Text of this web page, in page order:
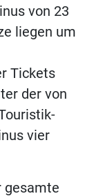
von 23
liegen um
Tickets
der von
vier
gesamte